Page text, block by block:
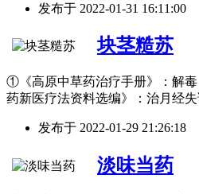
发布于 2022-01-31 16:11:00
块茎糙苏
①《高原中草药治疗手册》：解
药新医疗法资料选编》：治月经失
发布于 2022-01-29 21:26:18
淡味当药